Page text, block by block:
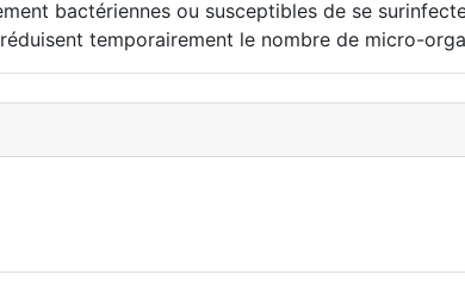
bactériennes ou susceptibles de se
temporairement le nombre de micro-